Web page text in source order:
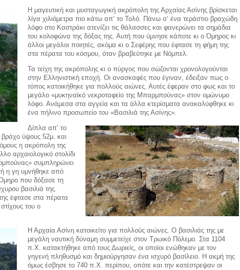
Η μαγευτική και μυσταγωγική ακρόπολη της Αρχαίας Ασίνης βρίσκεται
λίγα χιλιόμετρα πιο κάτω απ’ το Τολό. Πάνω σ’ ένα τεράστιο βραχώδη
λόφο στο Καστράκι ατενίζει τις θάλασσες και φανερώνει τα σημάδια
του κολοφώνα της δόξας της. Αυτή που ύμνησε κάποτε κι ο Όμηρος κι
άλλοι μεγάλοι ποιητές, ακόμα κι ο Σεφέρης που έφτασε τη φήμη της
στα πέρατα του κόσμου, όταν βραβεύτηκε με Νόμπελ.
Τα τείχη της ακρόπολης κι ο πύργος που σώζονται χρονολογούνται
στην Ελληνιστική εποχή. Οι ανασκαφές που έγιναν, έδειξαν πως ο
τόπος κατοικήθηκε για πολλούς αιώνες. Αυτές έφεραν στο φως και το
μεγάλο «μυκηναϊκό νεκροταφείο της Μπαρμπούνας» στον ομώνυμο
λόφο. Ανάμεσα στα αγγεία και τα άλλα κτερίσματα ανακαλύφθηκε κι
ένα πήλινο προσωπείο του «Βασιλιά της Ασίνης».
Δίπλα απ’ το
βράχο ύψους 52μ. και
η ακρόπολη της
αρχαιολογικό στολίδι
συμπληρώνει
η γη υμνήθηκε από
που δόξασε τη
βασιλιά της.
έφτασε στα πέρατα
του ο
Η Αρχαία Ασίνη κατοικείτο για πολλούς αιώνες. Ο βασιλιάς της με
μεγάλη ναυτική δύναμη συμμετείχε στον Τρωικό Πόλεμο. Στα 1104
π.Χ. κατακτήθηκε από τους Δωριείς, οι οποίοι ενώθηκαν με τον
γηγενή πληθυσμό και δημιούργησαν ένα ισχυρό βασίλειο. Η ακμή της
όμως έσβησε το 740 π.Χ. περίπου, οπότε και την κατέστρεψαν οι